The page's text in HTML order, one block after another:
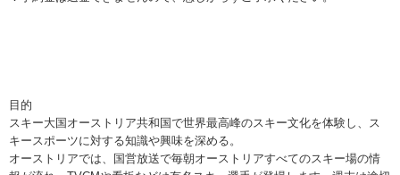
目的
スキー大国オーストリア共和国で世界最高峰のスキー文化を体験し、ス
キースポーツに対する知識や興味を深める。
オーストリアでは、国営放送で毎朝オーストリアすべてのスキー場の情